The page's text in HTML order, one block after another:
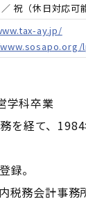
祝（休日対応可
ay.jp/
学科卒業
を経て、
録。
税務会計事務